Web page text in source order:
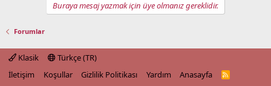
Buraya mesaj yazmak için üye olmanız gereklidir.
Forumlar
Klasik
Türkçe (TR)
İletişim
Koşullar Gizlilik Politikası Yardım Anasayfa
R